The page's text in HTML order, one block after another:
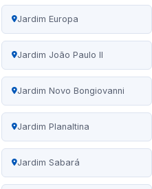
Jardim Europa
Jardim João Paulo II
Jardim Novo Bongiovanni
Jardim Planaltina
Jardim Sabará